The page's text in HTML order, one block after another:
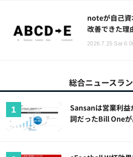
noteが自己
改善できた理
2026.7.25 Sat
総合ニュースラ
Sansanは営業利益
詞だったBill One